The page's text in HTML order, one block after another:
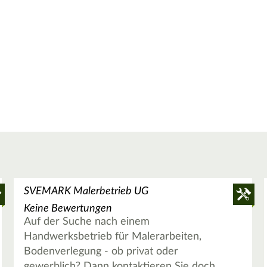
SVEMARK Malerbetrieb UG
Keine Bewertungen
Auf der Suche nach einem
Handwerksbetrieb für Malerarbeiten,
Bodenverlegung - ob privat oder